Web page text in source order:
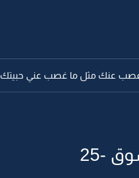
غصب عنك مثل ما غصب عني حبيتك 5
-25